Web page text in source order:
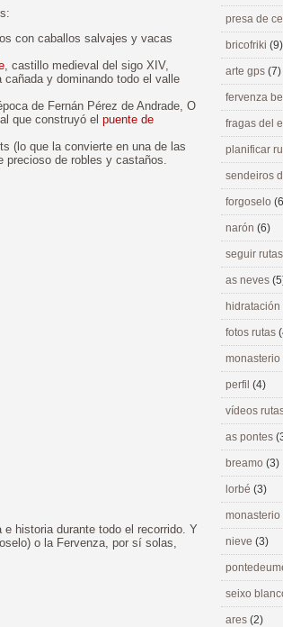
con caballos salvajes y vacas
, castillo medieval del sigo XIV,
y dominando todo el valle
de Fernán Pérez de Andrade, O
que construyó el puente de
(lo que la convierte en una de las
precioso de robles y castaños.
historia durante todo el recorrido. Y
o la Fervenza, por sí solas,
presa de
bricofriki (9)
arte gps (7)
fervenza
fragas del
planificar
sendeiros
forgoselo
narón (6)
seguir
as neves
hidratación
fotos rutas
perfil (4)
vídeos
as pontes
breamo (3)
lorbé (3)
nieve (3)
seixo
ares (2)